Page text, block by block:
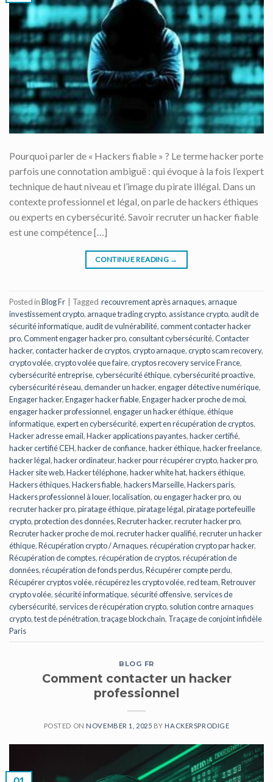
Pourquoi parler de « Hackers fiable » ? Le terme hacker porte
parfois une connotation ambiguë : qui évoque à la fois l’expert
technique de haut niveau et l’image du pirate illégal. Dans un
contexte professionnel et légal, on parle de hackers éthiques
ou experts en cybersécurité. Savoir recruter un hacker fiable
est une compétence […]
CONTINUE READING →
Posted inBlog Fr Tagged recouvrement après arnaques, arnaque
investissement crypto, arnaque trading crypto, assistance crypto, audit de
sécurité informatique, audit de vulnérabilité,comment contacter hacker
pro,Comment engager hacker pro,consultant cybersécurité,Contacter
hacker,contacter hacker de cryptos,crypto arnaque,crypto scam recovery,
crypto volée,crypto volée que faire,cryptos recovery service France,
cybersécurité entreprise,cybersécurité éthique,cybersécurité proactive,
cybersécurité réseau,demander un hacker,engager détective numérique,
Engager hacker,Engager hacker fiable,Engager hacker proche de moi,
engager hacker professionnel,engager un hacker éthique,éthique
informatique,expert en cybersécurité,expert en récupération de cryptos,
Hacker adresse email,Hacker applications payantes,hacker certifié,
hacker certifié CEH,hacker de confiance,hacker éthique,hacker freelance,
hacker légal,hacker ordinateur,hacker pour récupérer crypto,hacker pro,
Hacker site web,Hacker téléphone,hacker white hat,hackers éthique,
Hackers éthiques,Hackers fiable,hackers Marseille,Hackers paris,
Hackers professionnel à louer,localisation,ou engager hacker pro,ou
recruter hacker pro,piratage éthique,piratage légal,piratage portefeuille
crypto,protection des données,Recruter hacker,recruter hacker pro,
Recruter hacker proche de moi,recruter hacker qualifié,recruter un hacker
éthique,Récupération crypto / Arnaques,récupération crypto par hacker,
Récupération de comptes,récupération de cryptos,récupération de
données,récupération de fonds perdus,Récupérer compte perdu,
Récupérer cryptos volée,récupérez les crypto volée,red team,Retrouver
crypto volée, sécurité informatique, sécurité offensive, services de
cybersécurité, services de récupération crypto, solution contre arnaques
crypto,test de pénétration,traçage blockchain, Traçage de conjoint infidèle
Paris
BLOG FR
Comment contacter un hacker
professionnel
POSTED ON NOVEMBER 1, 2025 BY HACKERSPRODIGE